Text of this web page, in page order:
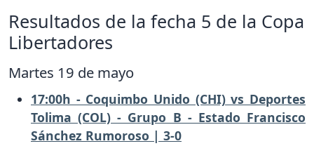
Resultados de la fecha 5 de la Copa
Libertadores
Martes 19 de mayo
17:00h - Coquimbo Unido (CHI) vs Deportes
Tolima (COL) - Grupo B - Estado Francisco
Sánchez Rumoroso | 3-0